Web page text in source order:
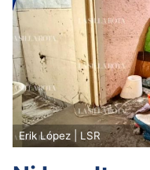
Sin embargo, la
presentaran la
dijeron que